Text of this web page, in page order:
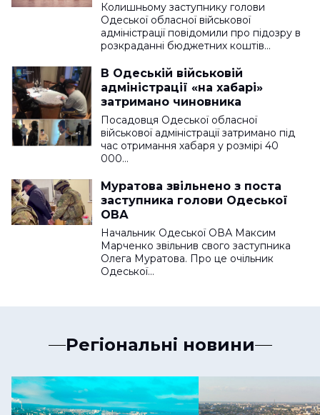
Колишньому заступнику голови
Одеської обласної військової
адміністрації повідомили про підозру в
розкраданні бюджетних коштів…
В Одеській військовій
адміністрації «на хабарі»
затримано чиновника
Посадовця Одеської обласної
військової адміністрації затримано під
час отримання хабаря у розмірі 40
000…
Муратова звільнено з поста
заступника голови Одеської
ОВА
Начальник Одеської ОВА Максим
Марченко звільнив свого заступника
Олега Муратова. Про це очільник
Одеської…
Регіональні новини